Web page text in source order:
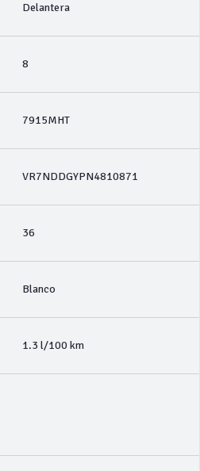
Delantera
8
7915MHT
VR7NDDGYPN4810871
36
Blanco
1.3 l/100 km